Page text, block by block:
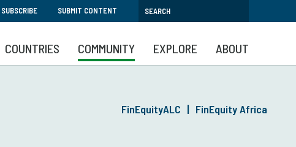
SUBSCRIBE SUBMIT CONTENT
COUNTRIES COMMUNITY EXPLORE ABOUT
FinEquityALC FinEquity Africa